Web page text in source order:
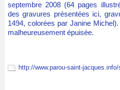
septembre 2008 (64 pages
des gravures présentées ici,
1494, colorées par Janine
malheureusement épuisée.
http://www.parou-saint-